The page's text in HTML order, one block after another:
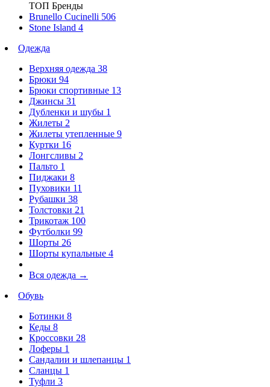
ТОП Бренды
Brunello Cucinelli 506
Stone Island 4
Одежда
Верхняя одежда 38
Брюки 94
Брюки спортивные 13
Джинсы 31
Дубленки и шубы 1
Жилеты 2
Жилеты утепленные 9
Куртки 16
Лонгсливы 2
Пальто 1
Пиджаки 8
Пуховики 11
Рубашки 38
Толстовки 21
Трикотаж 100
Футболки 99
Шорты 26
Шорты купальные 4
Вся одежда →
Обувь
Ботинки 8
Кеды 8
Кроссовки 28
Лоферы 1
Сандалии и шлепанцы 1
Сланцы 1
Туфли 3